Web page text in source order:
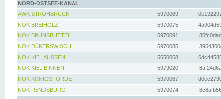
NORD-OSTSEE-KANAL
AWK STROHBRÜCK
5970069
NOK BREIHOLZ
5970075
NOK BRUNSBÜTTEL
5970091
NOK DÜKERSWISCH
5970085
NOK KIEL AUSSEN
5650068
NOK KIEL BINNEN
5979020
NOK KÖNIGSFÖRDE
5970067
NOK RENDSBURG
5970074